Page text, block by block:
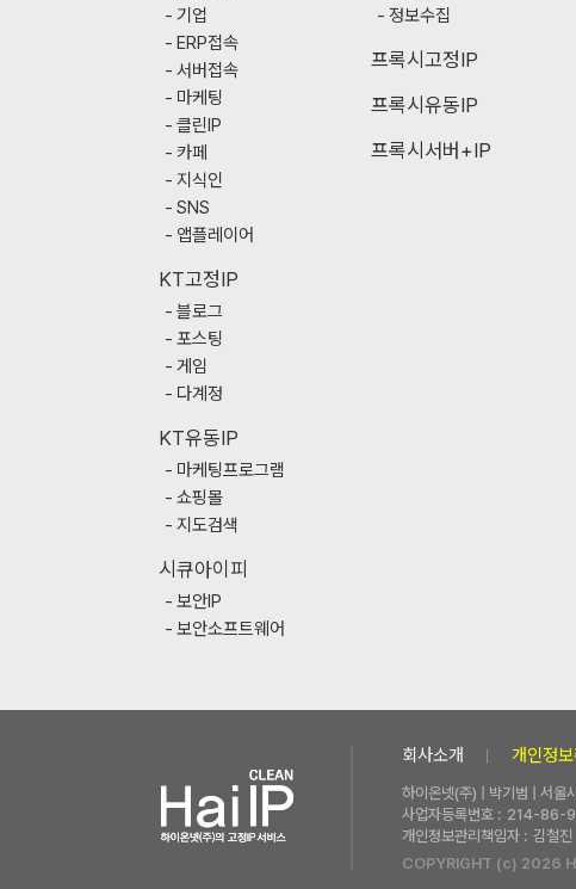
기업
ERP접속
서버접속
마케팅
클린IP
카페
지식인
SNS
앱플레이어
KT고정IP
블로그
포스팅
게임
다계정
KT유동IP
마케팅프로그램
쇼핑몰
지도검색
시큐아이피
보안IP
보안소프트웨어
정보수집
프록시고정IP
프록시유동IP
프록시서버+IP
회사소개 개인정
하이온넷(주) | 박기범 | 서
사업자등록번호 : 214-86-
개인정보관리책임자 : 김철진
COPYRIGHT (c) 2026